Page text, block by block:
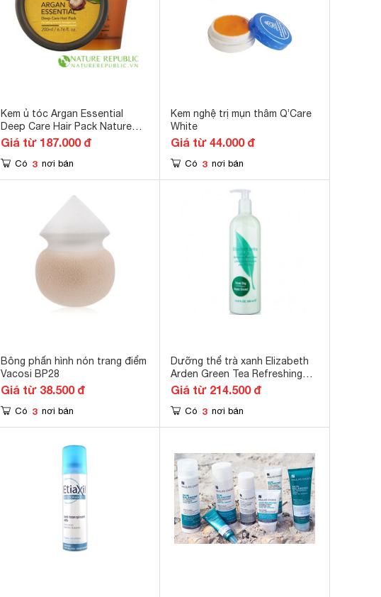
Kem ủ tóc Argan Essential
Deep Care Hair Pack Nature
Republic
Giá từ 187.000 đ
Có 3 nơi bán
Kem nghệ trị mụn thâm Q’Care
White
Giá từ 44.000 đ
Có 3 nơi bán
Bông phấn hình nón trang điểm
Vacosi BP28
Giá từ 38.500 đ
Có 3 nơi bán
Dưỡng thể trà xanh Elizabeth
Arden Green Tea Refreshing
Body Lotion 500ml
Giá từ 214.500 đ
Có 3 nơi bán